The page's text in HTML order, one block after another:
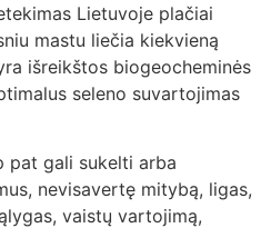
Lietuvoje plačiai
mastu liečia kiekvieną
išreikštos biogeocheminės
seleno suvartojimas
pat gali sukelti arba
nevisavertę mitybą, ligas,
vaistų vartojimą,